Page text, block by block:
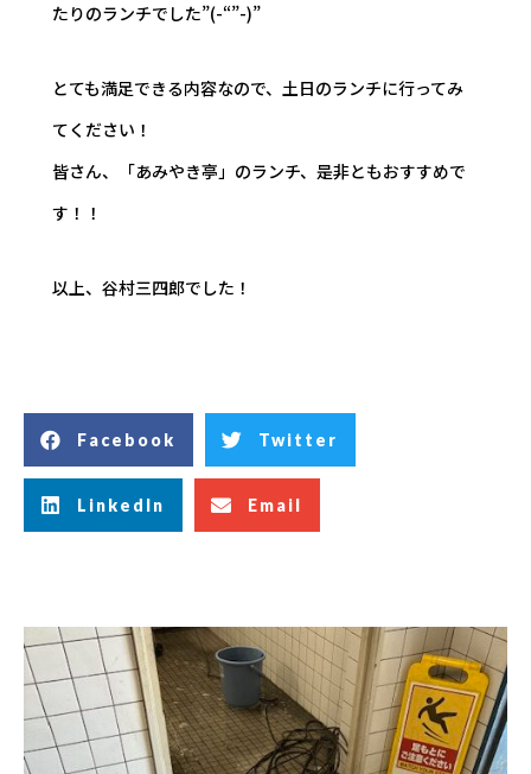
たりのランチでした”(-“”-)”
とても満足できる内容なので、土日のランチに行ってみ
てください！
皆さん、「あみやき亭」のランチ、是非ともおすすめで
す！！
以上、谷村三四郎でした！
Facebook Twitter
LinkedIn Email